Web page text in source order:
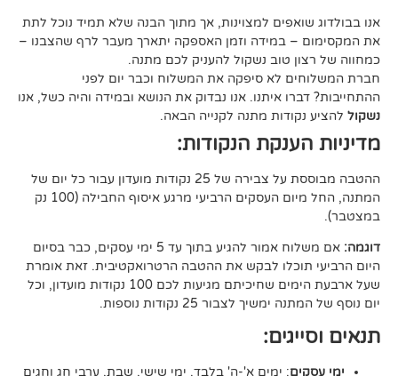
למצוינות, אך מתוך הבנה שלא תמיד נוכל לתת
במידה וזמן האספקה יתארך מעבר לרף שהצבנו –
טוב נשקול להעניק לכם מתנה.
לא סיפקה את המשלוח וכבר יום לפני
איתנו. אנו נבדוק את הנושא ובמידה והיה כשל, אנו
מתנה לקנייה הבאה.
הנקודות:
ההטבה מבוססת על צבירה של 25 נקודות מועדון עבור כל יום של
המתנה, החל מיום העסקים הרביעי מרגע איסוף החבילה (100 נק
אם משלוח אמור להגיע בתוך עד 5 ימי עסקים, כבר בסיום
לבקש את ההטבה הרטרואקטיבית. זאת אומרת
שעל ארבעת הימים שחיכיתם מגיעות לכם 100 נקודות מועדון, וכל
לצבור 25 נקודות נוספות.
: ימים א'-ה' בלבד. ימי שישי, שבת, ערבי חג וחגים